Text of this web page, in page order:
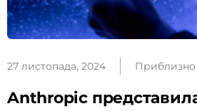
27 листопада, 2024
Anthropic